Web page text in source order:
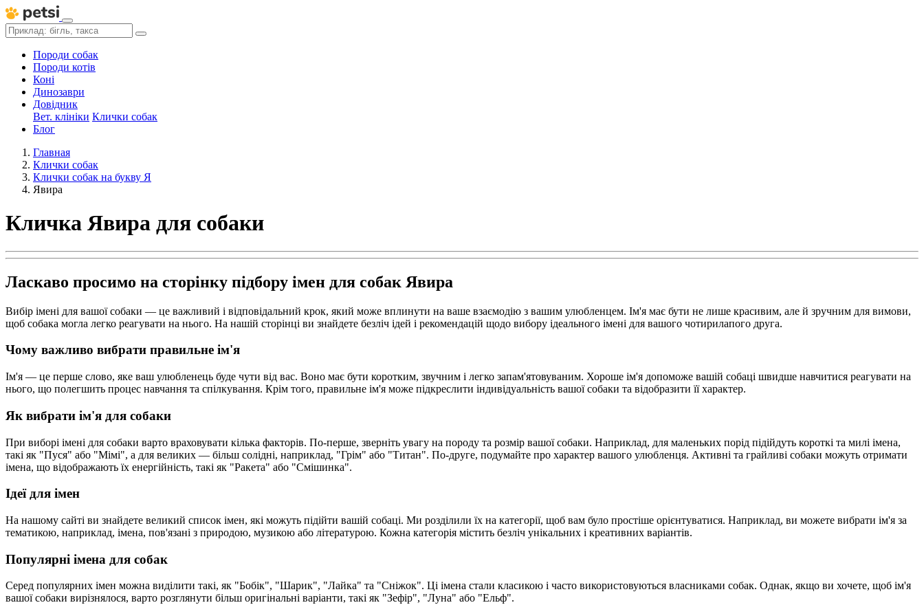
Породи собак
Породи котів
Коні
Динозаври
Довідник
Вет. клініки Клички собак
Блог
Главная
Клички собак
Клички собак на букву Я
Явира
Кличка Явира для собаки
Ласкаво просимо на сторінку підбору імен для собак Явира
Вибір імені для вашої собаки — це важливий і відповідальний крок, який може вплинути на ваше взаємодію з вашим улюбленцем. Ім'я має бути не лише красивим, але й зручним для вимови,
щоб собака могла легко реагувати на нього. На нашій сторінці ви знайдете безліч ідей і рекомендацій щодо вибору ідеального імені для вашого чотирилапого друга.
Чому важливо вибрати правильне ім'я
Ім'я — це перше слово, яке ваш улюбленець буде чути від вас. Воно має бути коротким, звучним і легко запам'ятовуваним. Хороше ім'я допоможе вашій собаці швидше навчитися реагувати на
нього, що полегшить процес навчання та спілкування. Крім того, правильне ім'я може підкреслити індивідуальність вашої собаки та відобразити її характер.
Як вибрати ім'я для собаки
При виборі імені для собаки варто враховувати кілька факторів. По-перше, зверніть увагу на породу та розмір вашої собаки. Наприклад, для маленьких порід підійдуть короткі та милі імена,
такі як "Пуся" або "Мімі", а для великих — більш солідні, наприклад, "Грім" або "Титан". По-друге, подумайте про характер вашого улюбленця. Активні та грайливі собаки можуть отримати
імена, що відображають їх енергійність, такі як "Ракета" або "Смішинка".
Ідеї для імен
На нашому сайті ви знайдете великий список імен, які можуть підійти вашій собаці. Ми розділили їх на категорії, щоб вам було простіше орієнтуватися. Наприклад, ви можете вибрати ім'я за
тематикою, наприклад, імена, пов'язані з природою, музикою або літературою. Кожна категорія містить безліч унікальних і креативних варіантів.
Популярні імена для собак
Серед популярних імен можна виділити такі, як "Бобік", "Шарик", "Лайка" та "Сніжок". Ці імена стали класикою і часто використовуються власниками собак. Однак, якщо ви хочете, щоб ім'я
вашої собаки вирізнялося, варто розглянути більш оригінальні варіанти, такі як "Зефір", "Луна" або "Ельф".